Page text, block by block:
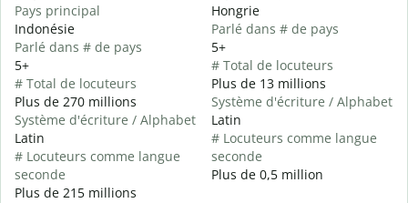
Pays principal
Indonésie
Parlé dans # de pays
5+
# Total de locuteurs
Plus de 270 millions
Système d'écriture / Alphabet
Latin
# Locuteurs comme langue
seconde
Plus de 215 millions
Hongrie
Parlé dans # de pays
5+
# Total de locuteurs
Plus de 13 millions
Système d'écriture / Alphabet
Latin
# Locuteurs comme langue
seconde
Plus de 0,5 million